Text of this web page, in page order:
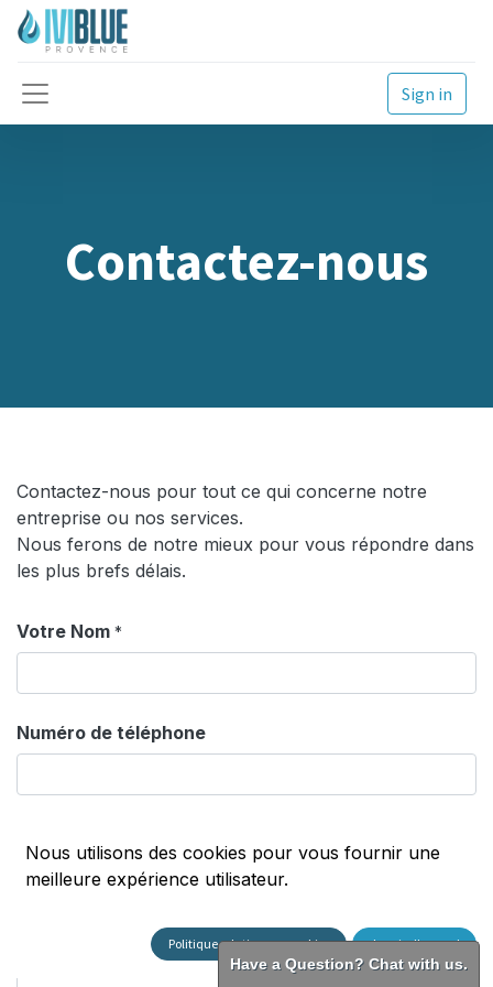
Sign in
Contactez-nous
Contactez-nous pour tout ce qui concerne notre
entreprise ou nos services.
Nous ferons de notre mieux pour vous répondre dans
les plus brefs délais.
Votre Nom *
Numéro de téléphone
Nous utilisons des cookies pour vous fournir une
meilleure expérience utilisateur.
Politique relative aux cookies Je suis d'accord
Have a Question? Chat with us.